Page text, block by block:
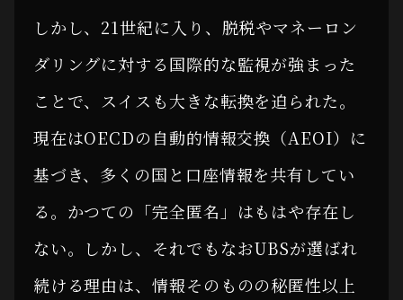
しかし、21世紀に入り、脱税やマネーロン
ダリングに対する国際的な監視が強まった
ことで、スイスも大きな転換を迫られた。
現在はOECDの自動的情報交換（AEOI）に
基づき、多くの国と口座情報を共有してい
る。かつての「完全匿名」はもはや存在し
ない。しかし、それでもなおUBSが選ばれ
続ける理由は、情報そのものの秘匿性以上